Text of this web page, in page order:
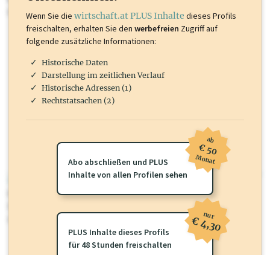
mehr.
wirtschaft.at PLUS
Für dieses Profil gibt es zusätzlichewirtschaft.at PLUS Inhalte
Sie momentan nicht einsehen können. Schalten Sie dieses Profil frei
oder loggen Sie sich ein um diese Inhalte zu sehen.
Wenn Sie die wirtschaft.at PLUS Inhalte dieses Profils
freischalten, erhalten Sie den werbefreien Zugriff auf
folgende zusätzliche Informationen:
Historische Daten
Darstellung im zeitlichen Verlauf
Historische Adressen (1)
Rechtstatsachen (2)
Abo abschließen und PLUS
Inhalte von allen Profilen sehen
ab
€ 50
Monat
PLUS Inhalte dieses Profils
für 48 Stunden freischalten
nur
€ 4,30